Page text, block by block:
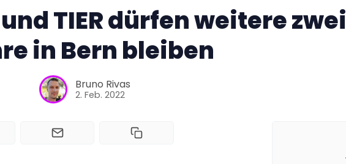
Technik
TIER dürfen weitere zwei
in Bern bleiben
Bruno Rivas
2. Feb. 2022